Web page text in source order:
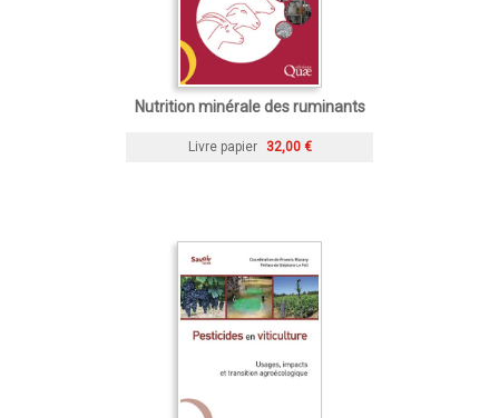
Nutrition minérale des ruminants
Livre papier 32,00 €